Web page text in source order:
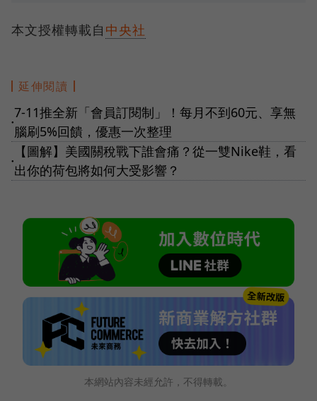
本文授權轉載自 中央社
延伸閱讀
●
7-11推全新「會員訂閱制」！每月不到60元、享無
腦刷5%回饋，優惠一次整理
●
【圖解】美國關稅戰下誰會痛？從一雙Nike鞋，看
出你的荷包將如何大受影響？
本網站內容未經允許，不得轉載。